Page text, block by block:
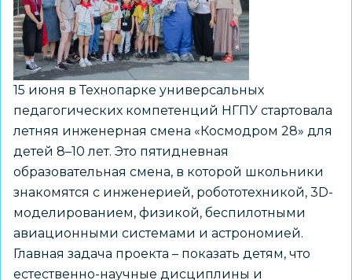
15 июня в Технопарке универсальных
педагогических компетенций НГПУ стартовала
летняя инженерная смена «Космодром 28» для
детей 8–10 лет. Это пятидневная
образовательная смена, в которой школьники
знакомятся с инженерией, робототехникой, 3D-
моделированием, физикой, беспилотными
авиационными системами и астрономией.
Главная задача проекта – показать детям, что
естественно-научные дисциплины и